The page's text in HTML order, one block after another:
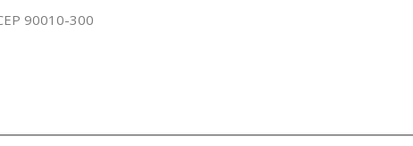
90010-300